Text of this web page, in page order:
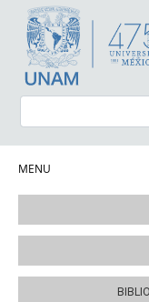
Navegación
MENU
Centro de